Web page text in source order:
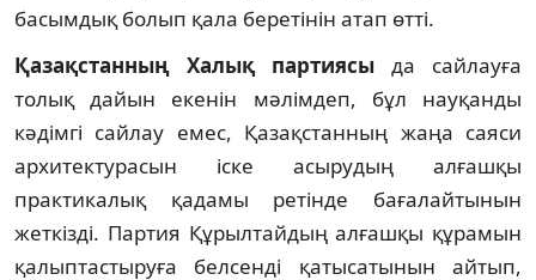
басымдық болып қала беретінін атап өтті.
Қазақстанның Халық партиясы да сайлауға
толық дайын екенін мәлімдеп, бұл науқанды
кәдімгі сайлау емес, Қазақстанның жаңа саяси
архитектурасын іске асырудың алғашқы
практикалық қадамы ретінде бағалайтынын
жеткізді. Партия Құрылтайдың алғашқы құрамын
қалыптастыруға белсенді қатысатынын айтып,